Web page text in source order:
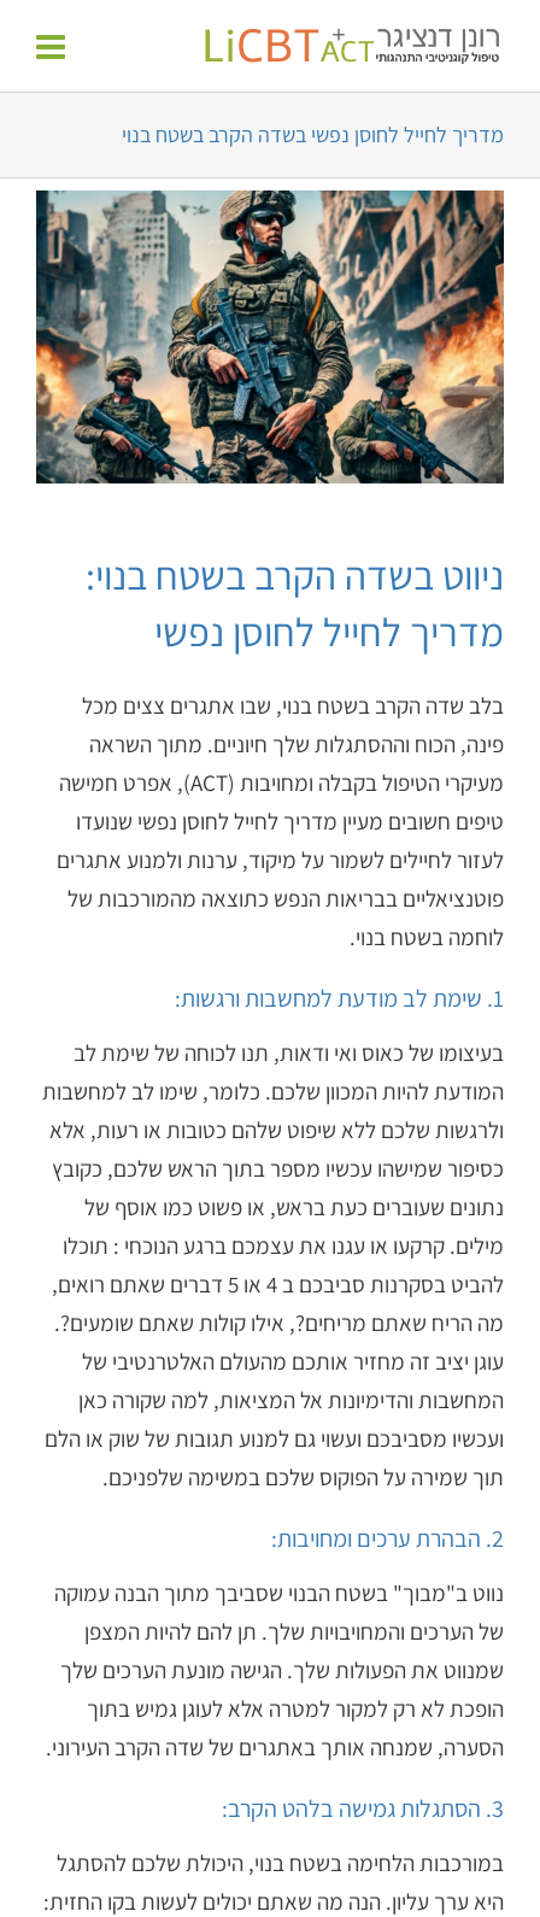
לתוכן
מדריך לחייל לחוסן נפשי בשדה הקרב בשטח בנוי
צפה
בתמונה
מוגדלת
ניווט בשדה הקרב בשטח בנוי:
מדריך לחייל לחוסן נפשי
בלב שדה הקרב בשטח בנוי, שבו אתגרים צצים מכל
פינה, הכוח וההסתגלות שלך חיוניים. מתוך השראה
מעיקרי הטיפול בקבלה ומחויבות (ACT), אפרט חמישה
טיפים חשובים מעיין מדריך לחייל לחוסן נפשי שנועדו
לעזור לחיילים לשמור על מיקוד, ערנות ולמנוע אתגרים
פוטנציאליים בבריאות הנפש כתוצאה מהמורכבות של
לוחמה בשטח בנוי.
1. שימת לב מודעת למחשבות ורגשות:
בעיצומו של כאוס ואי ודאות, תנו לכוחה של שימת לב
המודעת להיות המכוון שלכם. כלומר, שימו לב למחשבות
ולרגשות שלכם ללא שיפוט שלהם כטובות או רעות, אלא
כסיפור שמישהו עכשיו מספר בתוך הראש שלכם, כקובץ
נתונים שעוברים כעת בראש, או פשוט כמו אוסף של
מילים. קרקעו או עגנו את עצמכם ברגע הנוכחי : תוכלו
להביט בסקרנות סביבכם ב 4 או 5 דברים שאתם רואים,
מה הריח שאתם מריחים?, אילו קולות שאתם שומעים?.
עוגן יציב זה מחזיר אותכם מהעולם האלטרנטיבי של
המחשבות והדימיונות אל המציאות, למה שקורה כאן
ועכשיו מסביבכם ועשוי גם למנוע תגובות של שוק או הלם
תוך שמירה על הפוקוס שלכם במשימה שלפניכם.
2. הבהרת ערכים ומחויבות:
נווט ב"מבוך" בשטח הבנוי שסביבך מתוך הבנה עמוקה
של הערכים והמחויבויות שלך. תן להם להיות המצפן
שמנווט את הפעולות שלך. הגישה מונעת הערכים שלך
הופכת לא רק למקור למטרה אלא לעוגן גמיש בתוך
הסערה, שמנחה אותך באתגרים של שדה הקרב העירוני.
3. הסתגלות גמישה בלהט הקרב:
במורכבות הלחימה בשטח בנוי, היכולת שלכם להסתגל
היא ערך עליון. הנה מה שאתם יכולים לעשות בקו החזית: